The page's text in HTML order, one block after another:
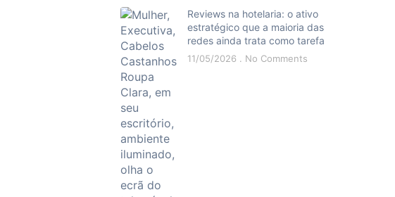
Reviews na hotelaria: o ativo
estratégico que a maioria das
redes ainda trata como tarefa
11/05/2026 No Comments